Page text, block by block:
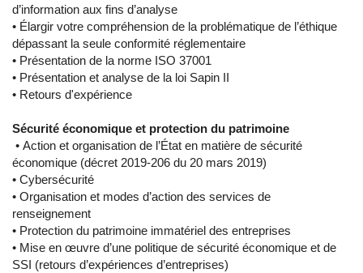
d’information aux fins d’analyse
• Élargir votre compréhension de la problématique de l’éthique
dépassant la seule conformité réglementaire
• Présentation de la norme ISO 37001
• Présentation et analyse de la loi Sapin II
• Retours d'expérience
Sécurité économique et protection du patrimoine
• Action et organisation de l’État en matière de sécurité
économique (décret 2019-206 du 20 mars 2019)
• Cybersécurité
• Organisation et modes d’action des services de
renseignement
• Protection du patrimoine immatériel des entreprises
• Mise en œuvre d’une politique de sécurité économique et de
SSI (retours d’expériences d’entreprises)